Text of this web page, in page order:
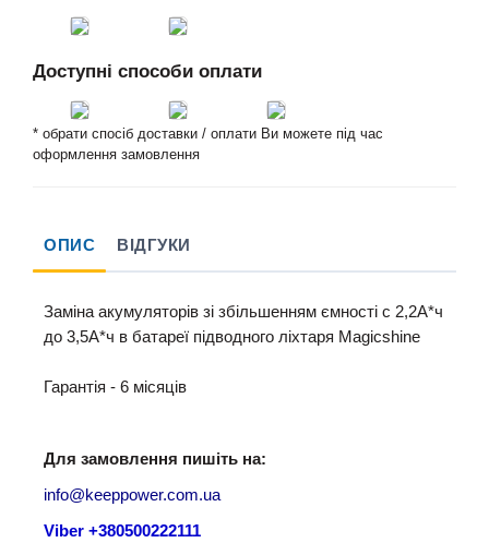
Доступні способи оплати
* обрати спосіб доставки / оплати Ви можете під час
оформлення замовлення
ОПИС ВІДГУКИ
Заміна акумуляторів зі збільшенням ємності c 2,2А*ч
до 3,5А*ч в батареї підводного ліхтаря Magicshine
Гарантія - 6 місяців
Для замовлення пишіть на:
info@keeppower.com.ua
Viber +380500222111